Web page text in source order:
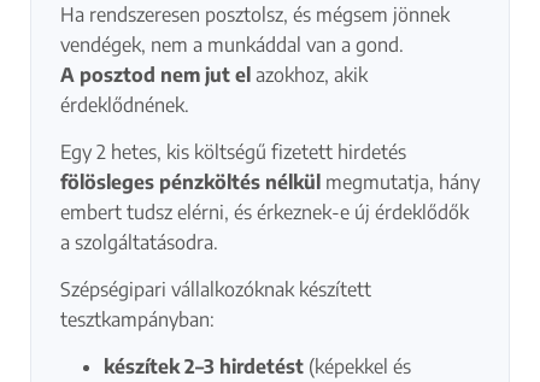
Ha rendszeresen posztolsz, és mégsem jönnek
vendégek, nem a munkáddal van a gond.
A posztod nem jut el azokhoz, akik
érdeklődnének.
Egy 2 hetes, kis költségű fizetett hirdetés
fölösleges pénzköltés nélkül megmutatja, hány
embert tudsz elérni, és érkeznek-e új érdeklődők
a szolgáltatásodra.
Szépségipari vállalkozóknak készített
tesztkampányban:
készítek 2–3 hirdetést (képekkel és